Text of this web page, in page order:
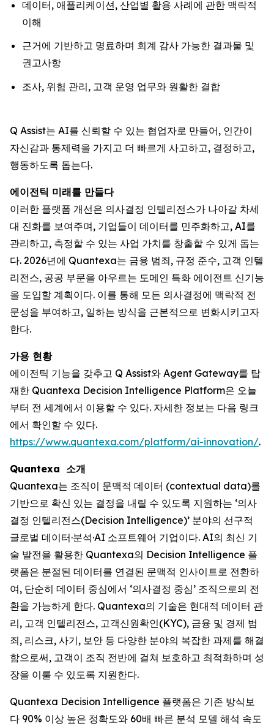
데이터, 애플리케이션, 산업별 활용 사례에 관한 맥락적
이해
근거에 기반하고 명료하며 회계 감사 가능한 결과물 및
권고사항
조사, 위험 관리, 고객 운영 업무와 원활한 결합
Q Assist는 AI를 신뢰할 수 있는 협업자로 만들어, 인간이
자신감과 통제력을 가지고 더 빠르게 사고하고, 결정하고,
행동하도록 돕는다.
에이전틱 미래를 만들다
이러한 플랫폼 개선은 의사결정 인텔리전스가 나아갈 차세
대 진화를 보여주며, 기업들이 데이터를 민주화하고, AI를
관리하고, 측정할 수 있는 사업 가치를 창출할 수 있게 돕는
다. 2026년에 Quantexa는 금융 범죄, 규정 준수, 고객 인텔
리전스, 공공 부문을 아우르는 도메인 특화 에이전트 신기능
을 도입할 계획이다. 이를 통해 모든 의사결정에 맥락적 전
문성을 부여하고, 일하는 방식을 근본적으로 변화시키고자
한다.
가용 현황
에이전틱 기능을 갖추고 Q Assist와 Agent Gateway를 탑
재한 Quantexa Decision Intelligence Platform은 오늘
부터 전 세계에서 이용할 수 있다. 자세한 정보는 다음 링크
에서 확인할 수 있다.
https://www.quantexa.com/platform/ai-innovation/.
Quantexa 소개
Quantexa는 조직이 문맥적 데이터 (contextual data)를
기반으로 확신 있는 결정을 내릴 수 있도록 지원하는 ‘의사
결정 인텔리전스(Decision Intelligence)’ 분야의 선구적
글로벌 데이터·분석·AI 소프트웨어 기업이다. AI의 최신 기
술 발전을 활용한 Quantexa의 Decision Intelligence 플
랫폼은 분절된 데이터를 연결된 문맥적 인사이트로 전환하
여, 단순히 데이터 중심에서 ‘의사결정 중심’ 조직으로의 전
환을 가능하게 한다. Quantexa의 기술은 현대적 데이터 관
리, 고객 인텔리전스, 고객신원확인(KYC), 금융 및 경제 범
죄, 리스크, 사기, 보안 등 다양한 분야의 복잡한 과제를 해결
함으로써, 고객이 조직 전반에 걸쳐 보호하고 최적화하며 성
장을 이룰 수 있도록 지원한다.
Quantexa Decision Intelligence 플랫폼은 기존 방식보
다 90% 이상 높은 정확도와 60배 빠른 분석 모델 해석 속도